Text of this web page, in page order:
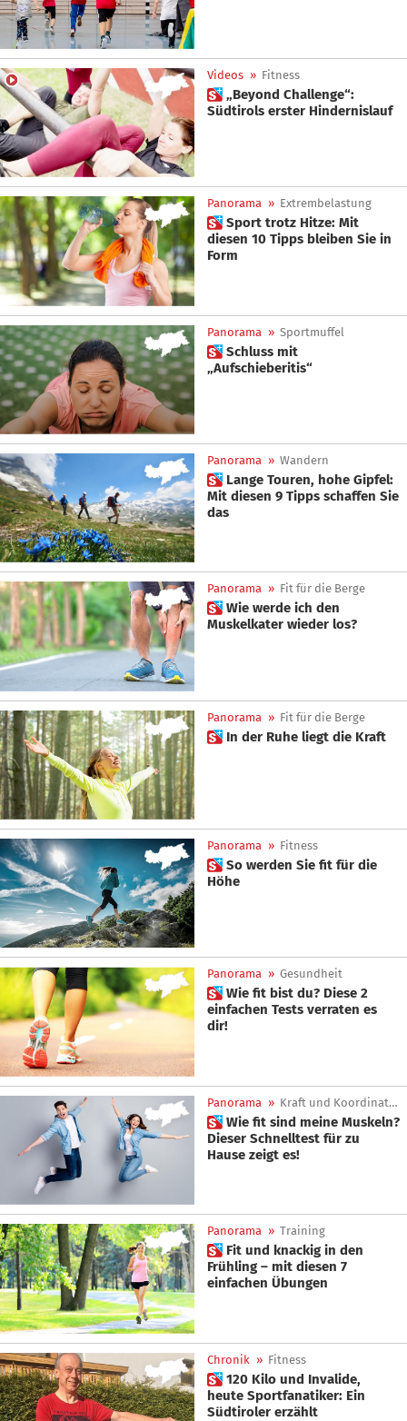
Videos » Fitness
 „Beyond Challenge“:
Südtirols erster Hindernislauf
Panorama » Extrembelastung
 Sport trotz Hitze: Mit
diesen 10 Tipps bleiben Sie in
Form
Panorama » Sportmuffel
 Schluss mit
„Aufschieberitis“
Panorama » Wandern
 Lange Touren, hohe Gipfel:
Mit diesen 9 Tipps schaffen Sie
das
Panorama » Fit für die Berge
 Wie werde ich den
Muskelkater wieder los?
Panorama » Fit für die Berge
 In der Ruhe liegt die Kraft
Panorama » Fitness
 So werden Sie fit für die
Höhe
Panorama » Gesundheit
 Wie fit bist du? Diese 2
einfachen Tests verraten es
dir!
Panorama » Kraft und Koordination
 Wie fit sind meine Muskeln?
Dieser Schnelltest für zu
Hause zeigt es!
Panorama » Training
 Fit und knackig in den
Frühling – mit diesen 7
einfachen Übungen
Chronik » Fitness
 120 Kilo und Invalide,
heute Sportfanatiker: Ein
Südtiroler erzählt